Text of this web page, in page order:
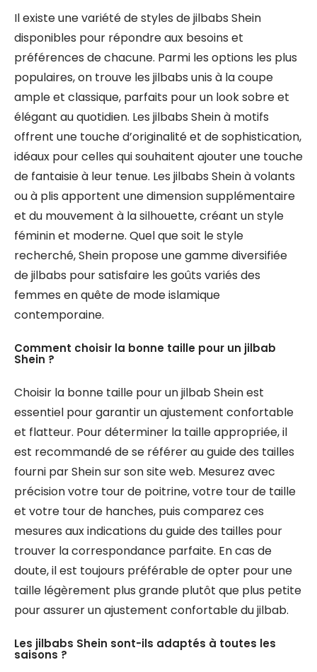
Il existe une variété de styles de jilbabs Shein
disponibles pour répondre aux besoins et
préférences de chacune. Parmi les options les plus
populaires, on trouve les jilbabs unis à la coupe
ample et classique, parfaits pour un look sobre et
élégant au quotidien. Les jilbabs Shein à motifs
offrent une touche d’originalité et de sophistication,
idéaux pour celles qui souhaitent ajouter une touche
de fantaisie à leur tenue. Les jilbabs Shein à volants
ou à plis apportent une dimension supplémentaire
et du mouvement à la silhouette, créant un style
féminin et moderne. Quel que soit le style
recherché, Shein propose une gamme diversifiée
de jilbabs pour satisfaire les goûts variés des
femmes en quête de mode islamique
contemporaine.
Comment choisir la bonne taille pour un jilbab
Shein ?
Choisir la bonne taille pour un jilbab Shein est
essentiel pour garantir un ajustement confortable
et flatteur. Pour déterminer la taille appropriée, il
est recommandé de se référer au guide des tailles
fourni par Shein sur son site web. Mesurez avec
précision votre tour de poitrine, votre tour de taille
et votre tour de hanches, puis comparez ces
mesures aux indications du guide des tailles pour
trouver la correspondance parfaite. En cas de
doute, il est toujours préférable de opter pour une
taille légèrement plus grande plutôt que plus petite
pour assurer un ajustement confortable du jilbab.
Les jilbabs Shein sont-ils adaptés à toutes les
saisons ?